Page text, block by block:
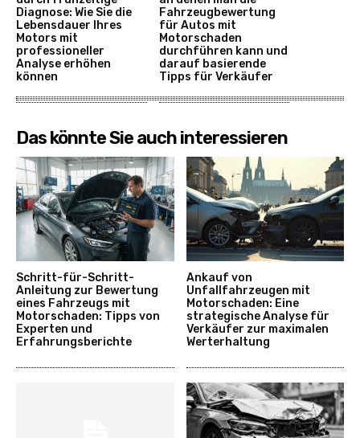
Diagnose: Wie Sie die
Lebensdauer Ihres
Motors mit
professioneller
Analyse erhöhen
können
Fahrzeugbewertung
für Autos mit
Motorschaden
durchführen kann und
darauf basierende
Tipps für Verkäufer
Das könnte Sie auch interessieren
Schritt-für-Schritt-
Anleitung zur Bewertung
eines Fahrzeugs mit
Motorschaden: Tipps von
Experten und
Erfahrungsberichte
Ankauf von
Unfallfahrzeugen mit
Motorschaden: Eine
strategische Analyse für
Verkäufer zur maximalen
Werterhaltung